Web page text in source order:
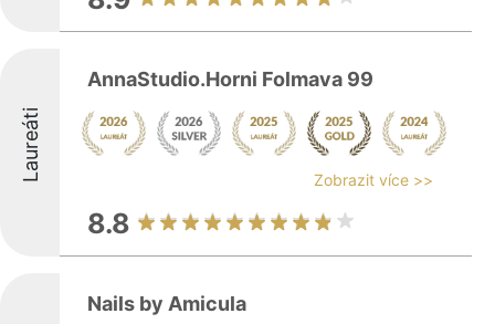
Laureáti
AnnaStudio.Horni Folmava 99
Zobrazit více >>
8.8
Nails by Amicula